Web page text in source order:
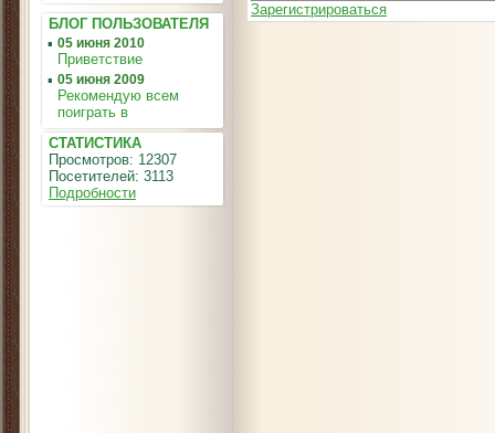
БЛОГ ПОЛЬЗОВАТЕЛЯ
▪ 05 июня 2010
Приветствие
▪ 05 июня 2009
Рекомендую всем
поиграть в
СТАТИСТИКА
Просмотров: 12307
Посетителей: 3113
Подробности
Зарегистрироваться